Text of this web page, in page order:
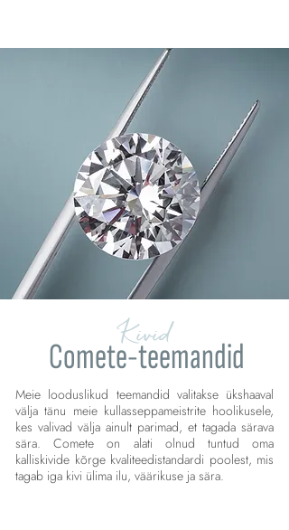
Kivid
Comete-teemandid
Meie looduslikud teemandid valitakse ükshaaval
välja tänu meie kullasseppameistrite hoolikusele,
kes valivad välja ainult parimad, et tagada särava
sära. Comete on alati olnud tuntud oma
kalliskivide kõrge kvaliteedistandardi poolest, mis
tagab iga kivi ülima ilu, väärikuse ja sära.